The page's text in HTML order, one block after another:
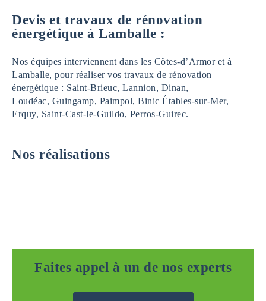
Devis et travaux de rénovation
énergétique à Lamballe :
Nos équipes interviennent dans les Côtes-d’Armor et à
Lamballe, pour réaliser vos travaux de rénovation
énergétique : Saint-Brieuc, Lannion, Dinan,
Loudéac, Guingamp, Paimpol, Binic Étables-sur-Mer,
Erquy, Saint-Cast-le-Guildo, Perros-Guirec.
Nos réalisations
Faites appel à un de nos experts